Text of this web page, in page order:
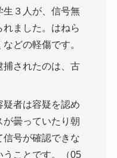
生３人が、信号無
ました。はねら
どの軽傷です。
捕されたのは、古
者は容疑を認め
が曇っていたり朝
信号が確認できな
うことです。（05